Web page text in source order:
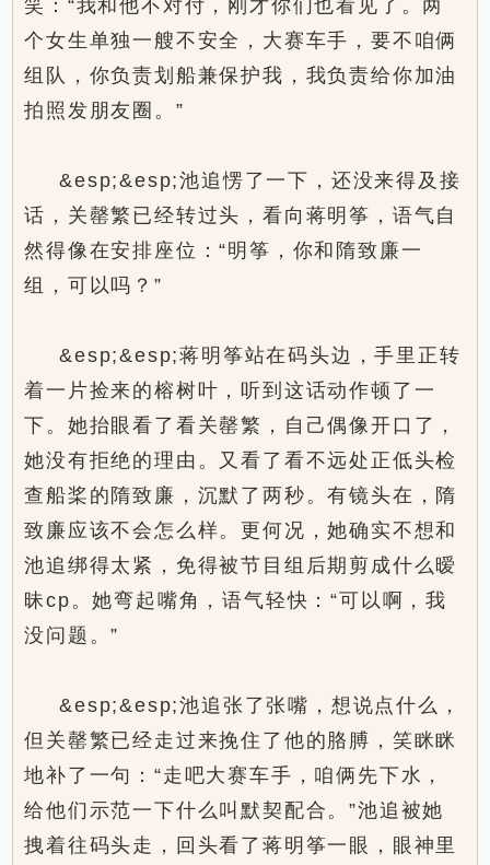
笑：“我和他不对付，刚才你们也看见了。两
个女生单独一艘不安全，大赛车手，要不咱俩
组队，你负责划船兼保护我，我负责给你加油
拍照发朋友圈。”
&esp;&esp;池追愣了一下，还没来得及接
话，关罄繁已经转过头，看向蒋明筝，语气自
然得像在安排座位：“明筝，你和隋致廉一
组，可以吗？”
&esp;&esp;蒋明筝站在码头边，手里正转
着一片捡来的榕树叶，听到这话动作顿了一
下。她抬眼看了看关罄繁，自己偶像开口了，
她没有拒绝的理由。又看了看不远处正低头检
查船桨的隋致廉，沉默了两秒。有镜头在，隋
致廉应该不会怎么样。更何况，她确实不想和
池追绑得太紧，免得被节目组后期剪成什么暧
昧cp。她弯起嘴角，语气轻快：“可以啊，我
没问题。”
&esp;&esp;池追张了张嘴，想说点什么，
但关罄繁已经走过来挽住了他的胳膊，笑眯眯
地补了一句：“走吧大赛车手，咱俩先下水，
给他们示范一下什么叫默契配合。”池追被她
拽着往码头走，回头看了蒋明筝一眼，眼神里